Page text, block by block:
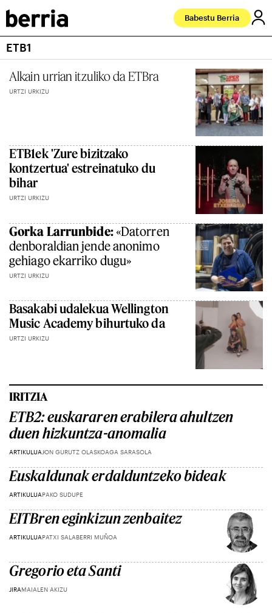
Babestu Berria
ETB1
Alkain urrian itzuliko da ETBra
URTZI URKIZU
ETB1ek 'Zure bizitzako
kontzertua' estreinatuko du
bihar
URTZI URKIZU
Gorka Larrunbide:«Datorren
denboraldian jende anonimo
gehiago ekarriko dugu»
URTZI URKIZU
Basakabi udalekua Wellington
Music Academy bihurtuko da
URTZI URKIZU
IRITZIA
ETB2: euskararen erabilera ahultzen
duen hizkuntza-anomalia
ARTIKULUA JON GURUTZ OLASKOAGA SARASOLA
Euskaldunak erdalduntzeko bideak
ARTIKULUAPAKO SUDUPE
EITBren eginkizun zenbaitez
ARTIKULUAPATXI SALABERRI MUÑOA
Gregorio eta Santi
JIRAMAIALEN AKIZU